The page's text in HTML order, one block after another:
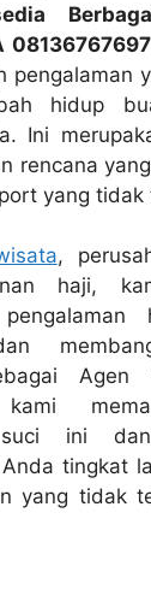
pengalaman
hidup
Ini
rencana
yang tidak
,
haji,
suci ini
tingkat
yang tidak